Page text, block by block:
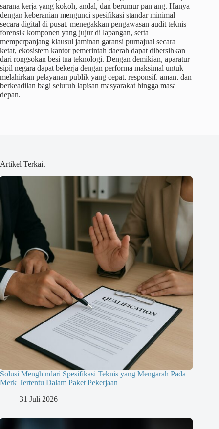
sarana kerja yang kokoh, andal, dan berumur panjang. Hanya
dengan keberanian mengunci spesifikasi standar minimal
secara digital di pusat, menegakkan pengawasan audit teknis
forensik komponen yang jujur di lapangan, serta
memperpanjang klausul jaminan garansi purnajual secara
ketat, ekosistem kantor pemerintah daerah dapat dibersihkan
dari rongsokan besi tua teknologi. Dengan demikian, aparatur
sipil negara dapat bekerja dengan performa maksimal untuk
melahirkan pelayanan publik yang cepat, responsif, aman, dan
berkeadilan bagi seluruh lapisan masyarakat hingga masa
depan.
Artikel Terkait
Solusi Menghindari Spesifikasi Teknis yang Mengarah Pada
Merk Tertentu Dalam Paket Pekerjaan
31 Juli 2026